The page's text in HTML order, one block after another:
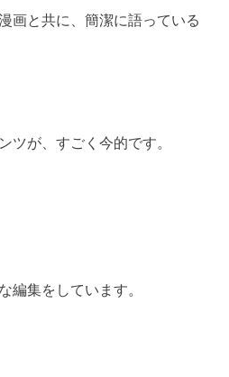
画と共に、簡潔に語っている
ツが、すごく今的です。
編集をしています。